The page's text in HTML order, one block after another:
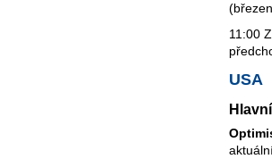
11:00
USA